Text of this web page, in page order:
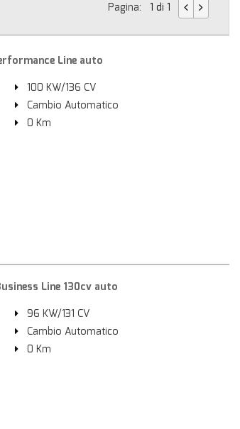
Pagina: 1 di 1
Line auto
100 KW/136 CV
Cambio Automatico
0 Km
Line 130cv auto
96 KW/131 CV
Cambio Automatico
0 Km